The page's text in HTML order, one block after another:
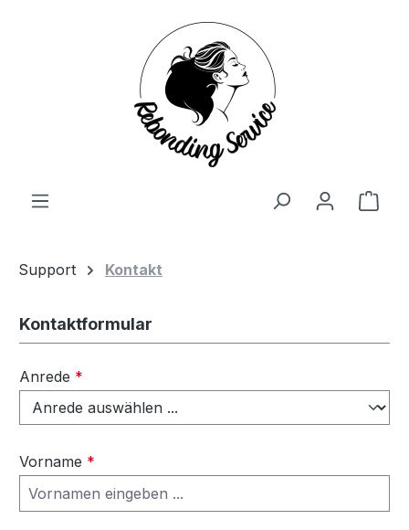
Zum Hauptinhalt springen
Support Kontakt
Kontaktformular
Anrede *
Vorname *